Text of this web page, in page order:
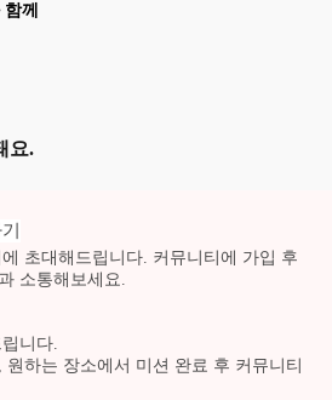
께
요.
초대해드립니다. 커뮤니티에 가입 후
소통해보세요.
니다.
원하는 장소에서 미션 완료 후 커뮤니티